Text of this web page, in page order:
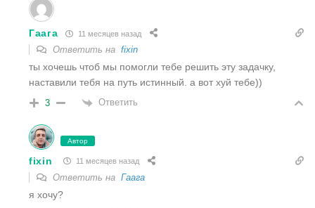
Гаага 11 месяцев назад
Ответить на fixin
ты хочешь чтоб мы помогли тебе решить эту задачку,
наставили тебя на путь истинный. а вот хуй тебе))
3 Ответить
Автор
fixin 11 месяцев назад
Ответить на Гаага
я хочу?